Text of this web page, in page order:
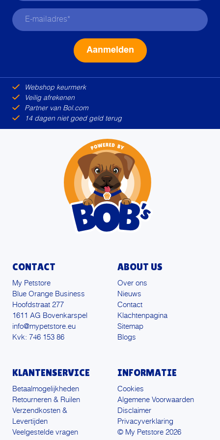
Webshop keurmerk
Veilig afrekenen
Partner van Bol.com
14 dagen niet goed geld terug
CONTACT
My Petstore
Blue Orange Business
Hoofdstraat 277
1611 AG Bovenkarspel
info@mypetstore.eu
Kvk: 746 153 86
ABOUT US
Over ons
Nieuws
Contact
Klachtenpagina
Sitemap
Blogs
KLANTENSERVICE
Betaalmogelijkheden
Retourneren & Ruilen
Verzendkosten &
Levertijden
Veelgestelde vragen
INFORMATIE
Cookies
Algemene Voorwaarden
Disclaimer
Privacyverklaring
© My Petstore 2026